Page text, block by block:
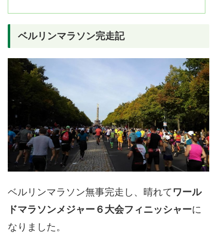
ベルリンマラソン完走記
ベルリンマラソン無事完走し、晴れてワール
ドマラソンメジャー６大会フィニッシャーに
なりました。